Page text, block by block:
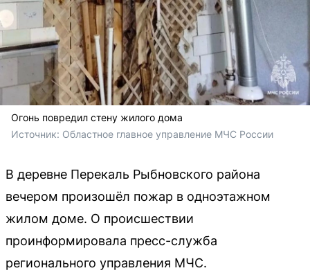
Огонь повредил стену жилого дома
Источник: Областное главное управление МЧС России
В деревне Перекаль Рыбновского района
вечером произошёл пожар в одноэтажном
жилом доме. О происшествии
проинформировала пресс-служба
регионального управления МЧС.